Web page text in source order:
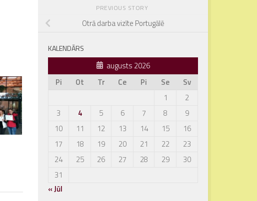
PREVIOUS STORY
Otrā darba vizīte Portugālē
KALENDĀRS
augusts 2026
Pi
Ot Tr Ce Pi Se
Sv
1
2
3
4 5 6 7 8
9
10
11 12 13 14 15
16
17
18 19 20 21 22
23
24
25 26 27 28 29
30
31
« Jūl